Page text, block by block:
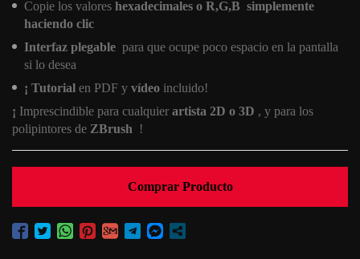
Copie los valores hexadecimales o R,G,B simplemente
haciendo clic
Interfaz plegable para que ocupe poco espacio en la pantalla
si lo desea
¡ Tutorial en PDF y vídeo incluido!
¡ Imprescindible para cualquier artista 2D o 3D , y para los
polipintores de ZBrush !
Comprar Producto